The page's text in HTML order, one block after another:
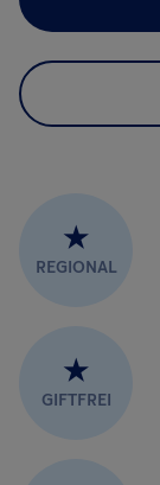
★
REGIONAL
★
GIFTFREI